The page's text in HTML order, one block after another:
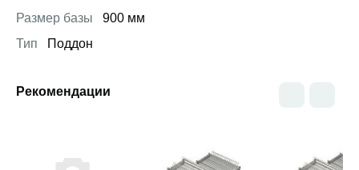
Размер базы
900 мм
Тип
Поддон
Рекомендации